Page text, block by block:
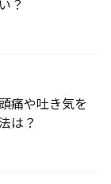
？
痛や吐き気を
は？